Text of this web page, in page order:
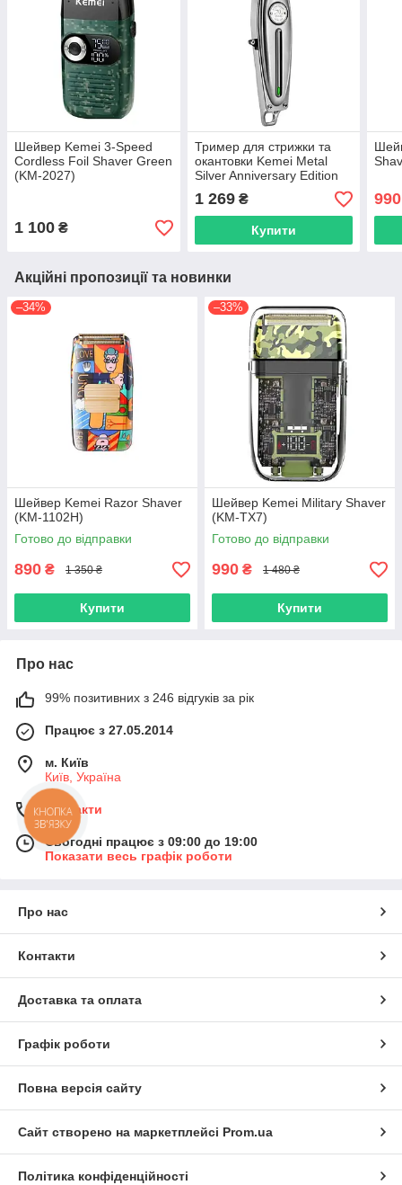
Шейвер Kemei 3-Speed
Cordless Foil Shaver Green
(KM-2027)
1 100 ₴
Тример для стрижки та
окантовки Kemei Metal
Silver Anniversary Edition
(KM-1949-SIL)
1 269₴
Купити
990
Акційні пропозиції та новинки
–34%
Шейвер Kemei Razor Shaver
(KM-1102H)
Готово до відправки
890 ₴ 1 350 ₴
Купити
–33%
Шейвер Kemei Military Shaver
(KM-TX7)
Готово до відправки
990 ₴ 1 480 ₴
Купити
Про нас
99% позитивних з 246 відгуків за рік
Працює з 27.05.2014
м. Київ
Київ, Україна
Контакти
Сьогодні працює з 09:00 до 19:00
Показати весь графік роботи
Про нас
Контакти
Доставка та оплата
Графік роботи
Повна версія сайту
Сайт створено на маркетплейсі Prom.ua
Політика конфіденційності
КНОПКА
ЗВ'ЯЗКУ